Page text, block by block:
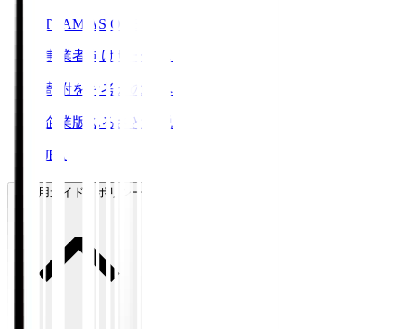
TEAM AS ONE
事業者向けサービス
寄附をお考えの方へ
企業版ふるさと納税
JFA
ご利用ガイド・ポリシー